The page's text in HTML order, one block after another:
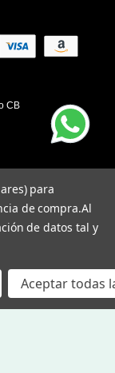
CB
para
de compra.Al
de datos tal y
Aceptar todas